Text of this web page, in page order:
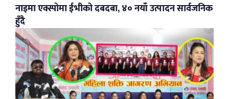
नाइमा एक्स्पोमा ईभीको दबदबा, ४० नयाँ उत्पादन सार्वजनिक
हुँदै